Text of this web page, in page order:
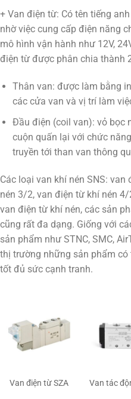
+ Van điện từ: Có tên tiếng
nhờ việc cung cấp điện năng
mô hình vận hành như 12V,
điện từ được phân chia thành
Thân van: được làm bằng
các cửa van và vị trí làm
Đầu điện (coil van): vỏ bọc
cuộn quấn lại với chức
truyền tới than van thông
Các loại van khí nén SNS:
nén 3/2, van điện từ khí nén
van điện từ khí nén, các sản
cũng rất đa dạng. Giống với
sản phẩm như STNC, SMC,
thị trường những sản phẩm
tốt đủ sức cạnh tranh.
Van điện từ SZA Van tác